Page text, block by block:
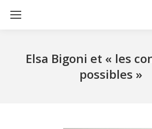
Elsa Bigoni et « les
possibles »